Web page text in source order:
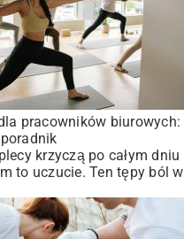
pracowników biurowych:
krzyczą po całym dniu
to uczucie. Ten tępy ból w